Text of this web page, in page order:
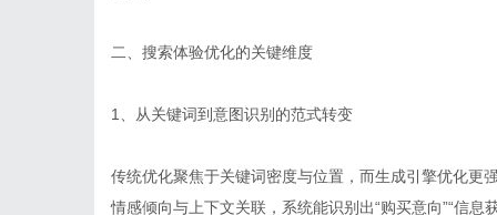
二、搜索体验优化的关键维度
1、从关键词到意图识别的范式转变
传统优化聚焦于关键词密度与位置，而生成引擎优化更
情感倾向与上下文关联，系统能识别出“购买意向”“信息